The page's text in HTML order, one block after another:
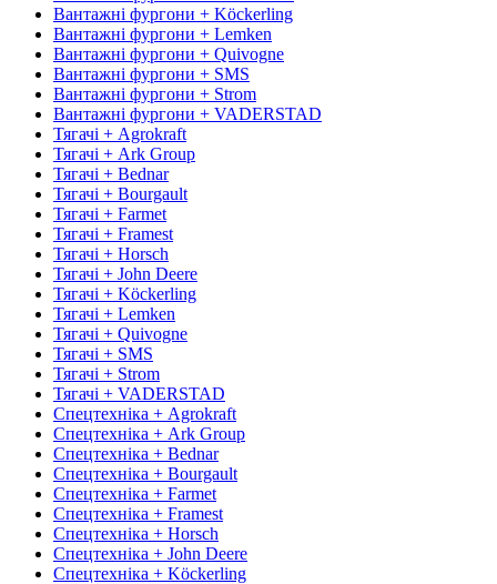
Вантажні фургони + Köckerling
Вантажні фургони + Lemken
Вантажні фургони + Quivogne
Вантажні фургони + SMS
Вантажні фургони + Strom
Вантажні фургони + VADERSTAD
Тягачі + Agrokraft
Тягачі + Ark Group
Тягачі + Bednar
Тягачі + Bourgault
Тягачі + Farmet
Тягачі + Framest
Тягачі + Horsch
Тягачі + John Deere
Тягачі + Köckerling
Тягачі + Lemken
Тягачі + Quivogne
Тягачі + SMS
Тягачі + Strom
Тягачі + VADERSTAD
Спецтехніка + Agrokraft
Спецтехніка + Ark Group
Спецтехніка + Bednar
Спецтехніка + Bourgault
Спецтехніка + Farmet
Спецтехніка + Framest
Спецтехніка + Horsch
Спецтехніка + John Deere
Спецтехніка + Köckerling